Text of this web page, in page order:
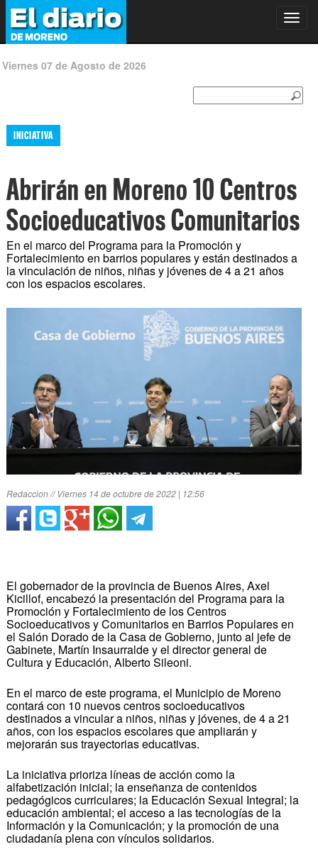
Viernes 07 de Agosto de 2026
INICIATIVA
Abrirán en Moreno 10 Centros
Socioeducativos Comunitarios
En el marco del Programa para la Promoción y
Fortalecimiento en barrios populares y están destinados a
la vinculación de niños, niñas y jóvenes de 4 a 21 años
con los espacios escolares.
Redaccion // Viernes 14 de octubre de 2022 | 12:56
El gobernador de la provincia de Buenos Aires, Axel
Kicillof, encabezó la presentación del Programa para la
Promoción y Fortalecimiento de los Centros
Socioeducativos y Comunitarios en Barrios Populares en
el Salón Dorado de la Casa de Gobierno, junto al jefe de
Gabinete, Martín Insaurralde y el director general de
Cultura y Educación, Alberto Sileoni.
En el marco de este programa, el Municipio de Moreno
contará con 10 nuevos centros socioeducativos
destinados a vincular a niños, niñas y jóvenes, de 4 a 21
años, con los espacios escolares que ampliarán y
mejorarán sus trayectorias educativas.
La iniciativa prioriza líneas de acción como la
alfabetización inicial; la enseñanza de contenidos
pedagógicos curriculares; la Educación Sexual Integral; la
educación ambiental; el acceso a las tecnologías de la
Información y la Comunicación; y la promoción de una
ciudadanía plena con vínculos solidarios.